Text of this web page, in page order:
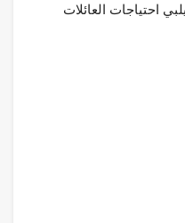
احتياجات العائلات